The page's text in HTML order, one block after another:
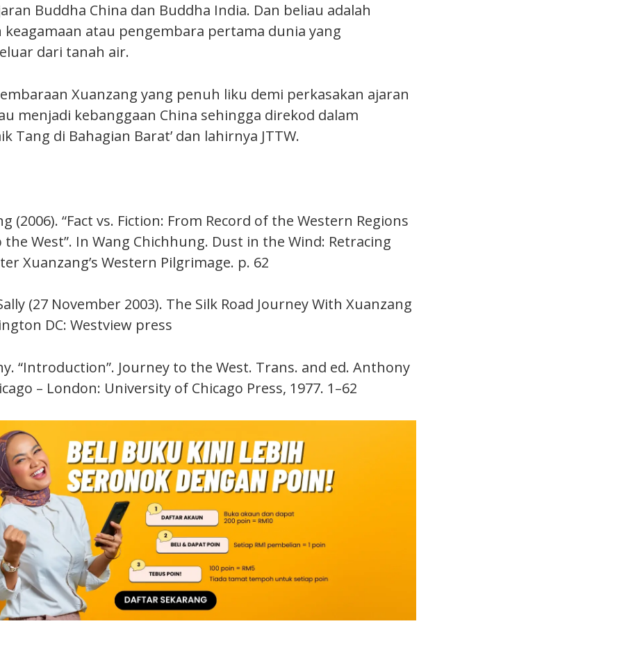
Buddha China dan Buddha India. Dan beliau adalah
atau pengembara pertama dunia yang
dari tanah air.
Xuanzang yang penuh liku demi perkasakan ajaran
menjadi kebanggaan China sehingga direkod dalam
Tang di Bahagian Barat’ dan lahirnya JTTW.
(2006). “Fact vs. Fiction: From Record of the Western Regions
West”. In Wang Chichhung. Dust in the Wind: Retracing
Xuanzang’s Western Pilgrimage. p. 62
(27 November 2003). The Silk Road Journey With Xuanzang
DC: Westview press
“Introduction”. Journey to the West. Trans. and ed. Anthony
– London: University of Chicago Press, 1977. 1–62